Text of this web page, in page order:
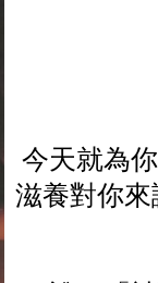
今天就為
滋養對你